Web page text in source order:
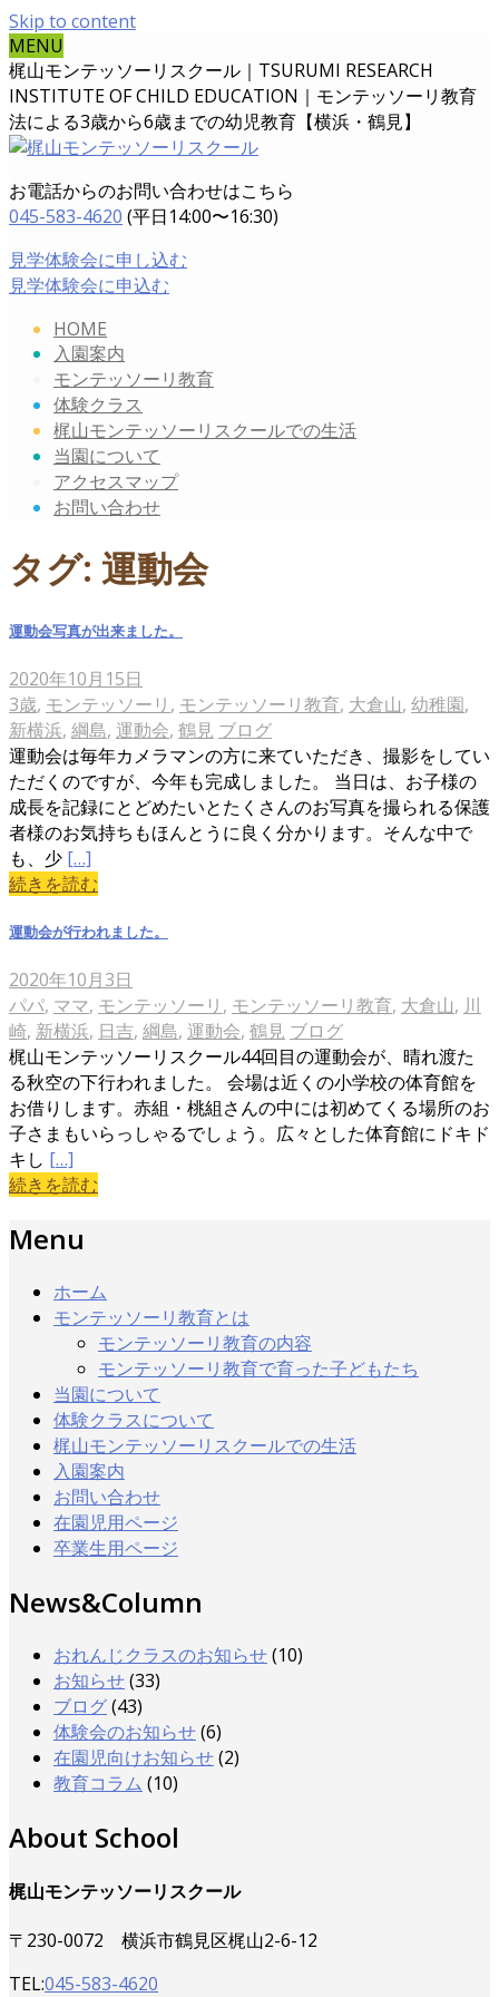
Skip to content
MENU
梶山モンテッソーリスクール｜TSURUMI RESEARCH
INSTITUTE OF CHILD EDUCATION｜ モンテッソーリ教育
法による3歳から6歳までの幼児教育【横浜・鶴見】
お電話からのお問い合わせはこちら
045-583-4620 (平日14:00〜16:30)
見学体験会に申し込む
見学体験会に申込む
HOME
入園案内
モンテッソーリ教育
体験クラス
梶山モンテッソーリスクールでの生活
当園について
アクセスマップ
お問い合わせ
タグ: 運動会
運動会写真が出来ました。
2020年10月15日
3歳, モンテッソーリ , モンテッソーリ教育, 大倉山, 幼稚園,
新横浜, 綱島, 運動会, 鶴見 ブログ
運動会は毎年カメラマンの方に来ていただき、撮影をしてい
ただくのですが、今年も完成しました。 当日は、お子様の
成長を記録にとどめたいとたくさんのお写真を撮られる保護
者様のお気持ちもほんとうに良く分かります。そんな中で
も、少 […]
続きを読む
運動会が行われました。
2020年10月3日
パパ, ママ, モンテッソーリ , モンテッソーリ教育, 大倉山, 川
崎, 新横浜, 日吉, 綱島, 運動会, 鶴見 ブログ
梶山モンテッソーリスクール44回目の運動会が、晴れ渡た
る秋空の下行われました。 会場は近くの小学校の体育館を
お借りします。赤組・桃組さんの中には初めてくる場所のお
子さまもいらっしゃるでしょう。広々とした体育館にドキド
キし […]
続きを読む
Menu
ホーム
モンテッソーリ教育とは
モンテッソーリ教育の内容
モンテッソーリ教育で育った子どもたち
当園について
体験クラスについて
梶山モンテッソーリスクールでの生活
入園案内
お問い合わせ
在園児用ページ
卒業生用ページ
News&Column
おれんじクラスのお知らせ(10)
お知らせ(33)
ブログ(43)
体験会のお知らせ(6)
在園児向けお知らせ(2)
教育コラム (10)
About School
梶山モンテッソーリスクール
〒230-0072 横浜市鶴見区梶山2-6-12
TEL:045-583-4620